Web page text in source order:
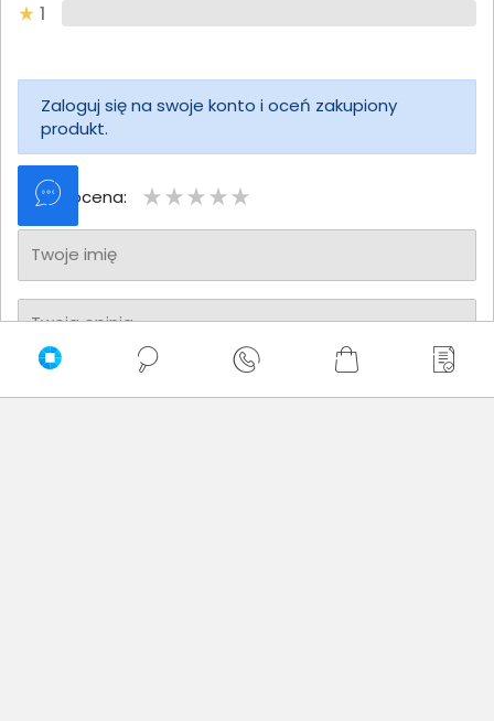
1
Zaloguj się na swoje konto i oceń zakupiony
produkt.
Twoja ocena:
Twoje imię
Twoja opinia